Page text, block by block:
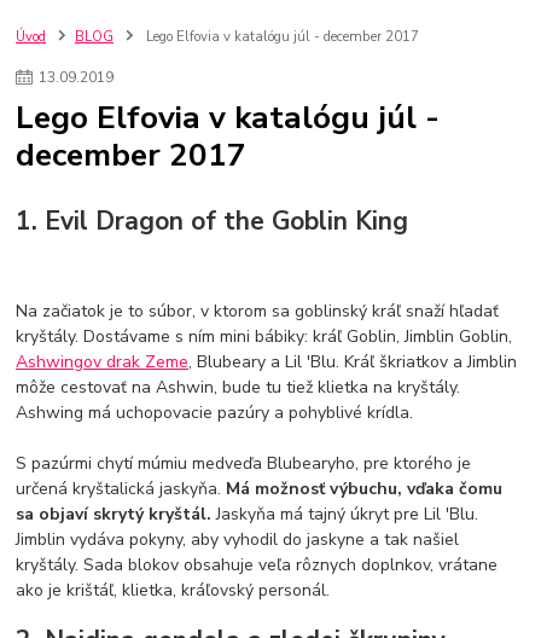
szco nakup bez dph
Smart hodinky pre deti
Plyšový macovia
Lego Star Wars
Darčeky na Vianoce 2019
Vianočný darček pre dievča do 20€
L.O.L. Surprise bábiky
L.O.L. Surprise autíčka
L.O.L. Surprise zberateľské figúrky
L.O.L. OMG L.O.L. OMG Bábiky
Úvod BLOG Lego Elfovia v katalógu júl - december 2017
13.09.2019
Lego Elfovia v katalógu júl -
december 2017
1. Evil Dragon of the Goblin King
Na začiatok je to súbor, v ktorom sa goblinský kráľ snaží hľadať
kryštály. Dostávame s ním mini bábiky: kráľ Goblin, Jimblin Goblin,
Ashwingov drak Zeme, Blubeary a Lil 'Blu. Kráľ škriatkov a Jimblin
môže cestovať na Ashwin, bude tu tiež klietka na kryštály.
Ashwing má uchopovacie pazúry a pohyblivé krídla.
S pazúrmi chytí múmiu medveďa Blubearyho, pre ktorého je
určená kryštalická jaskyňa. Má možnosť výbuchu, vďaka čomu
sa objaví skrytý kryštál.Jaskyňa má tajný úkryt pre Lil 'Blu.
Jimblin vydáva pokyny, aby vyhodil do jaskyne a tak našiel
kryštály. Sada blokov obsahuje veľa rôznych doplnkov, vrátane
ako je krištáľ, klietka, kráľovský personál.